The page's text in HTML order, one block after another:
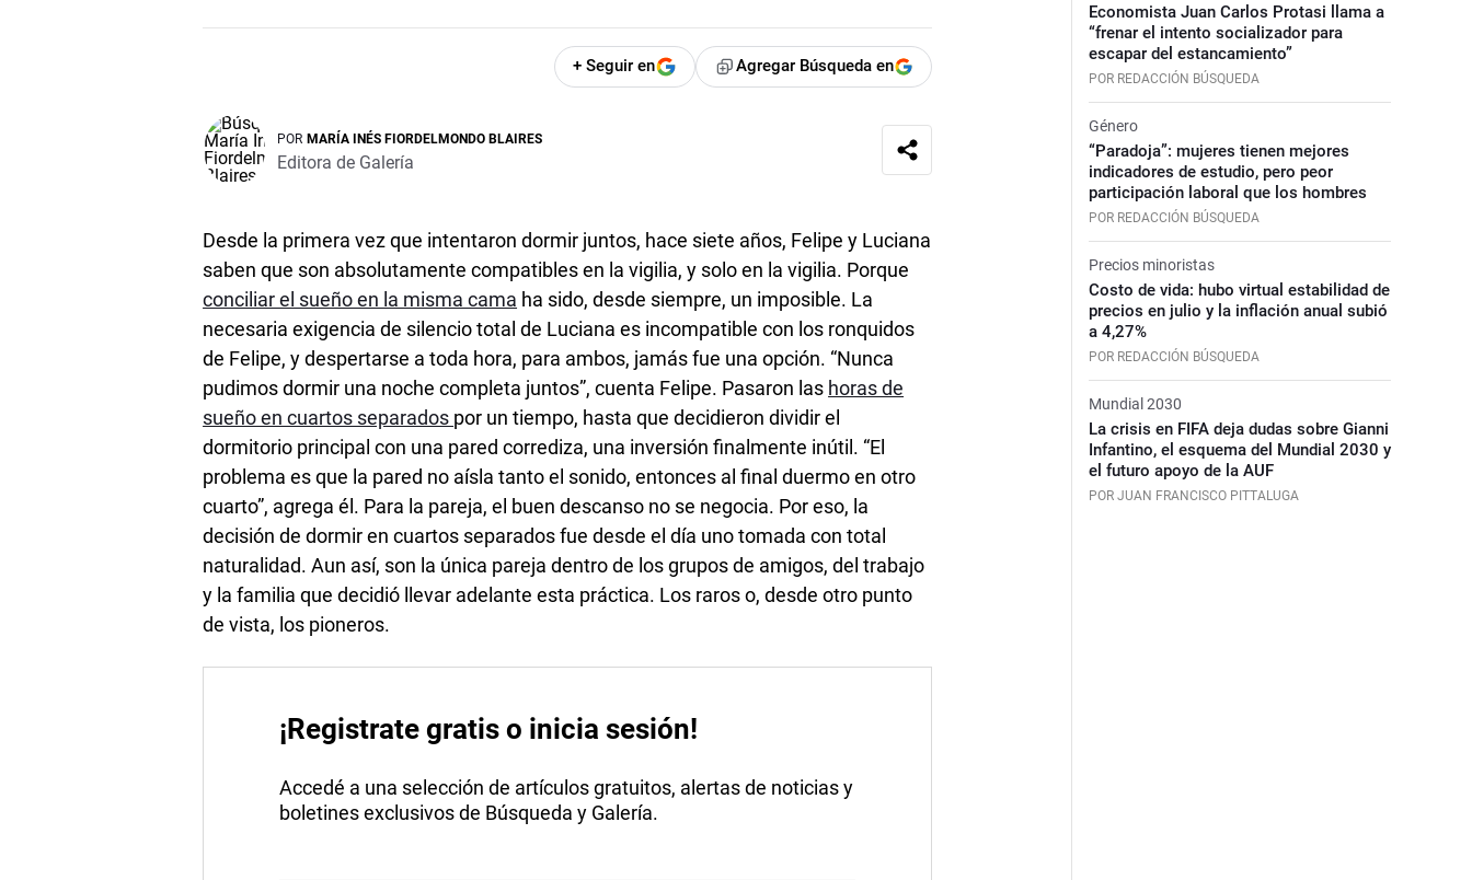
+ Seguir en Agregar Búsqueda en
POR MARÍA INÉS FIORDELMONDO BLAIRES
Editora de Galería
Desde la primera vez que intentaron dormir juntos, hace siete años, Felipe y Luciana
saben que son absolutamente compatibles en la vigilia, y solo en la vigilia. Porque
conciliar el sueño en la misma cama ha sido, desde siempre, un imposible. La
necesaria exigencia de silencio total de Luciana es incompatible con los ronquidos
de Felipe, y despertarse a toda hora, para ambos, jamás fue una opción. “Nunca
pudimos dormir una noche completa juntos”, cuenta Felipe. Pasaron las horas de
sueño en cuartos separados por un tiempo, hasta que decidieron dividir el
dormitorio principal con una pared corrediza, una inversión finalmente inútil. “El
problema es que la pared no aísla tanto el sonido, entonces al final duermo en otro
cuarto”, agrega él. Para la pareja, el buen descanso no se negocia. Por eso, la
decisión de dormir en cuartos separados fue desde el día uno tomada con total
naturalidad. Aun así, son la única pareja dentro de los grupos de amigos, del trabajo
y la familia que decidió llevar adelante esta práctica. Los raros o, desde otro punto
de vista, los pioneros.
¡Registrate gratis o inicia sesión!
Accedé a una selección de artículos gratuitos, alertas de noticias y
boletines exclusivos de Búsqueda y Galería.
Economista Juan Carlos Protasi llama a
“frenar el intento socializador para
escapar del estancamiento”
POR REDACCIÓN BÚSQUEDA
Género
“Paradoja”: mujeres tienen mejores
indicadores de estudio, pero peor
participación laboral que los hombres
POR REDACCIÓN BÚSQUEDA
Precios minoristas
Costo de vida: hubo virtual estabilidad de
precios en julio y la inflación anual subió
a 4,27%
POR REDACCIÓN BÚSQUEDA
Mundial 2030
La crisis en FIFA deja dudas sobre Gianni
Infantino, el esquema del Mundial 2030 y
el futuro apoyo de la AUF
POR JUAN FRANCISCO PITTALUGA